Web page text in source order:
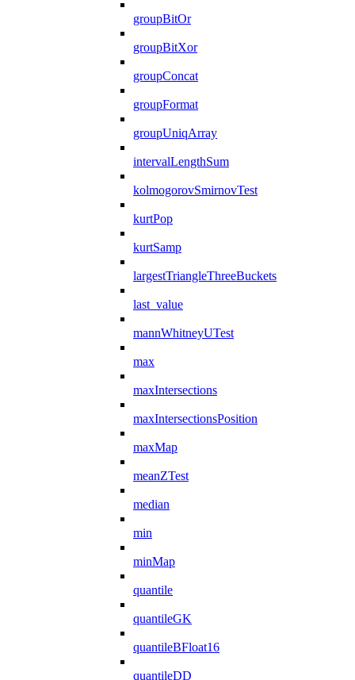
groupBitOr
groupBitXor
groupConcat
groupFormat
groupUniqArray
intervalLengthSum
kolmogorovSmirnovTest
kurtPop
kurtSamp
largestTriangleThreeBuckets
last_value
mannWhitneyUTest
max
maxIntersections
maxIntersectionsPosition
maxMap
meanZTest
median
min
minMap
quantile
quantileGK
quantileBFloat16
quantileDD